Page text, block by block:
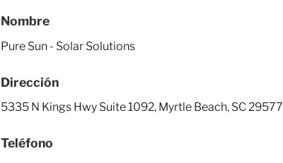
Nombre
Pure Sun - Solar Solutions
Dirección
5335 N Kings Hwy Suite 1092, Myrtle Beach, SC 29577
Teléfono